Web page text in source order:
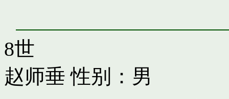
8世
赵师垂 性别：男